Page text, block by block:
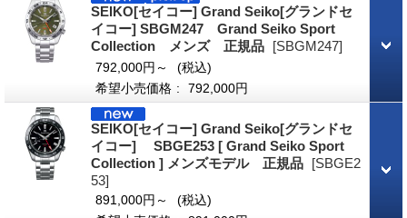
SEIKO[セイコー] Grand Seiko[グランドセ
イコー] SBGM247 Grand Seiko Sport
Collection メンズ 正規品 [SBGM247]
792,000円～
(税込)
希望小売価格 : 792,000円
SEIKO[セイコー] Grand Seiko[グランドセ
イコー] SBGE253 [ Grand Seiko Sport
Collection ] メンズモデル 正規品 [SBGE2
53]
891,000円～
(税込)